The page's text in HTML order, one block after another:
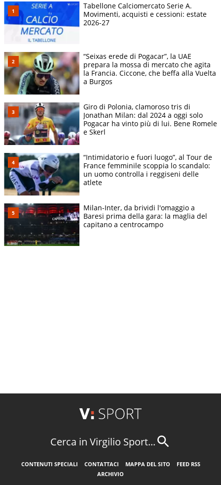
Tabellone Calciomercato Serie A.
Movimenti, acquisti e cessioni: estate
2026-27
“Seixas erede di Pogacar”, la UAE
prepara la mossa di mercato che agita
la Francia. Ciccone, che beffa alla Vuelta
a Burgos
Giro di Polonia, clamoroso tris di
Jonathan Milan: dal 2024 a oggi solo
Pogacar ha vinto più di lui. Bene Romele
e Skerl
“Intimidatorio e fuori luogo”, al Tour de
France femminile scoppia lo scandalo:
un uomo controlla i reggiseni delle
atlete
Milan-Inter, da brividi l'omaggio a
Baresi prima della gara: la maglia del
capitano a centrocampo
Cerca in Virgilio Sport...
CONTENUTI SPECIALI CONTATTACI MAPPA DEL SITO
FEED RSS
ARCHIVIO